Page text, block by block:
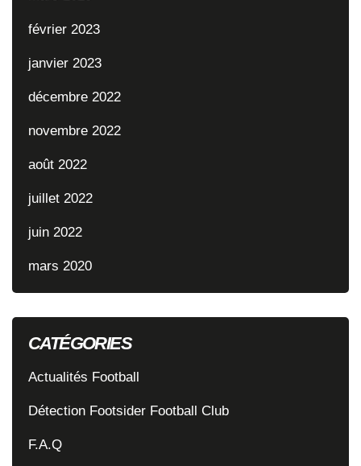
février 2023
janvier 2023
décembre 2022
novembre 2022
août 2022
juillet 2022
juin 2022
mars 2020
CATÉGORIES
Actualités Football
Détection Footsider Football Club
F.A.Q